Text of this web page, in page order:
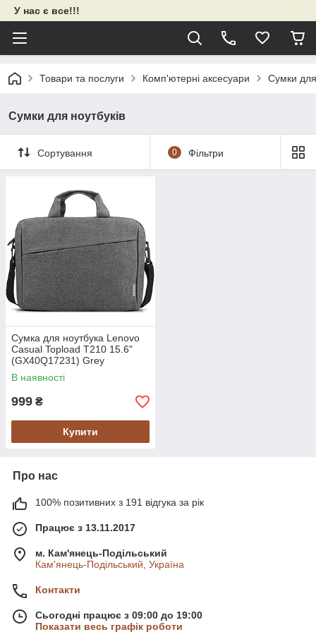
У нас є все!!!
Товари та послуги Комп'ютерні аксесуари Сумки для
Сумки для ноутбуків
Сортування 0 Фільтри
Сумка для ноутбука Lenovo
Casual Topload T210 15.6"
(GX40Q17231) Grey
В наявності
999 ₴
Купити
Про нас
100% позитивних з 191 відгука за рік
Працює з 13.11.2017
м. Кам'янець-Подільський
Кам'янець-Подільський, Україна
Контакти
Сьогодні працює з 09:00 до 19:00
Показати весь графік роботи